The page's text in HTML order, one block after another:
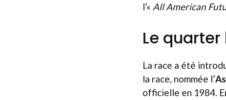
l’« All American
Le
La race a été
la race, nommée l’
officielle en 1984.